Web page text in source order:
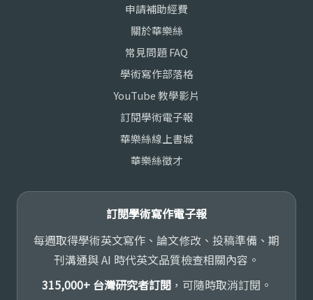
申請補助經費
關於華樂絲
常見問題 FAQ
學術寫作部落格
YouTube 教學影片
訂閱學術電子報
華樂絲線上書城
華樂絲徵才
訂閱學術寫作電子報
每週取得學術英文寫作、論文修改、投稿準備、期
刊溝通與 AI 時代英文品質檢查相關內容。
315,000+ 台灣研究者訂閱，可隨時取消訂閱。